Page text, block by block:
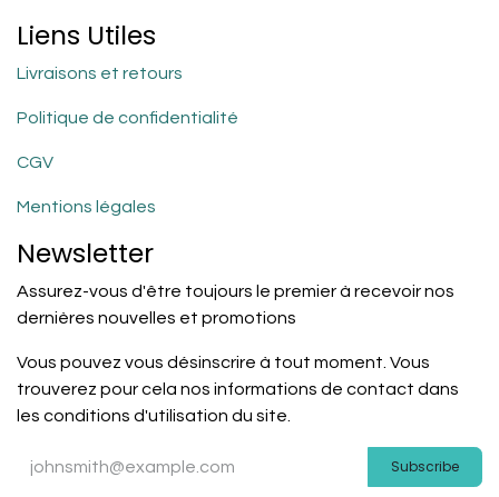
Liens Utiles
Livraisons et retours
Politique de confidentialité
CGV
Mentions légales
Newsletter
Assurez-vous d'être toujours le premier à recevoir nos
dernières nouvelles et promotions
Vous pouvez vous désinscrire à tout moment. Vous
trouverez pour cela nos informations de contact dans
les conditions d'utilisation du site.
Subscribe